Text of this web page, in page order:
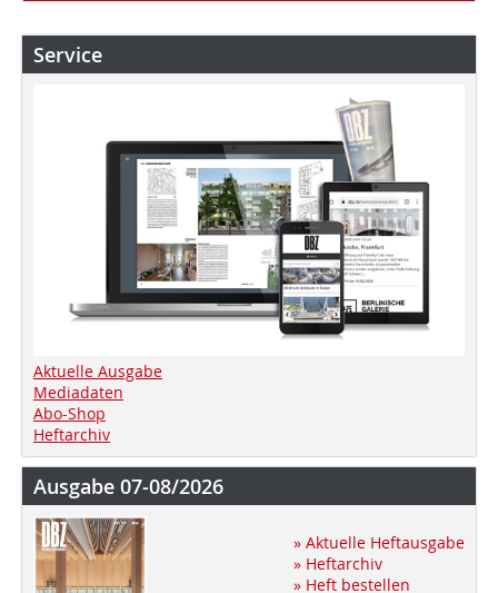
Service
Aktuelle Ausgabe
Mediadaten
Abo-Shop
Heftarchiv
Ausgabe 07-08/2026
» Aktuelle Heftausgabe
» Heftarchiv
» Heft bestellen